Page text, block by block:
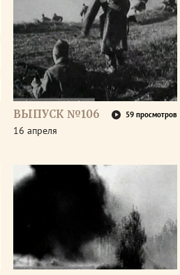
ВЫПУСК №106 59 просмотров
16 апреля